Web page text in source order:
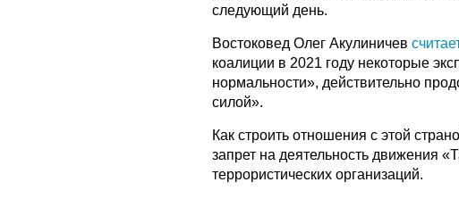
следующий день.
Востоковед Олег Акулиничев
коалиции в 2021 году некоторые
нормальности», действительно
силой».
Как строить отношения с этой
запрет на деятельность движения
террористических организаций.